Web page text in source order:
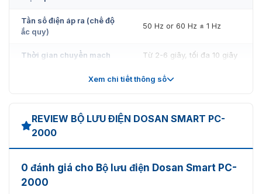
Tần số điện áp ra (chế độ
ắc quy)
50 Hz or 60 Hz ± 1 Hz
Thời gian chuyển mạch Từ 2-6 giây, tối đa 10 giây
Dạng sóng(chế độ ắc
Sóng sine mô phỏng
Loại ắc quy và số bình
Thời gian nạp ắc quy
tải
Xem chi tiết thông số
REVIEW BỘ LƯU ĐIỆN DOSAN SMART PC-
2000
0 đánh giá cho Bộ lưu điện Dosan Smart PC-
2000